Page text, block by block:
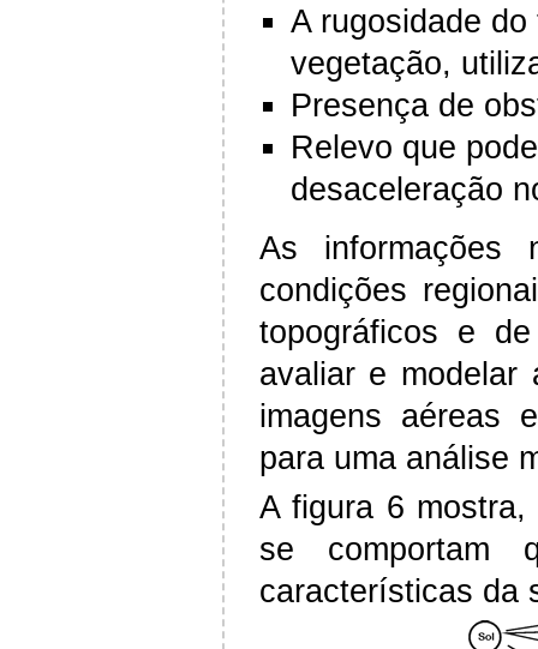
A rugosidade
vegetação,
Presença de
Relevo que
desaceleração
As informações
condições
topográficos e
avaliar e modelar
imagens aéreas
para uma análise
A figura 6
se comportam
características da